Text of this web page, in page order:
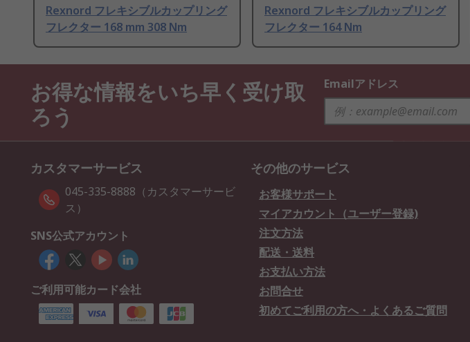
Rexnord フレキシブルカップリング
フレクター 168 mm 308 Nm
Rexnord フレキシブルカップリング
フレクター 164 Nm
お得な情報をいち早く受け取
ろう
Emailアドレス
カスタマーサービス
045-335-8888（カスタマーサービ
ス）
SNS公式アカウント
ご利用可能カード会社
その他のサービス
お客様サポート
マイアカウント（ユーザー登録)
注文方法
配送・送料
お支払い方法
お問合せ
初めてご利用の方へ・よくあるご質問